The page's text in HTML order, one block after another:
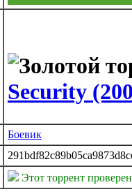
Security
Боевик
Этот торрент